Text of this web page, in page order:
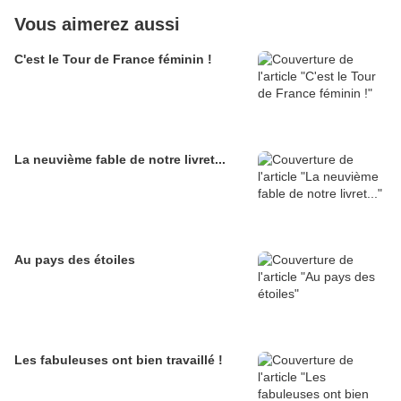
Vous aimerez aussi
C'est le Tour de France féminin !
La neuvième fable de notre livret...
Au pays des étoiles
Les fabuleuses ont bien travaillé !